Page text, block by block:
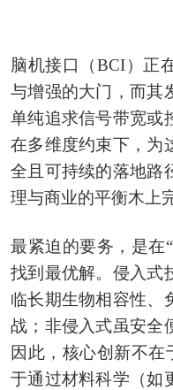
脑机接口（BCI）正
与增强的大门，而其
单纯追求信号带宽或
在多维度约束下，为
全且可持续的落地路
理与商业的平衡木上
最紧迫的要务，是在
找到最优解。侵入式
临长期生物相容性、
战；非侵入式虽安全
因此，核心创新不在
于通过材料科学（如